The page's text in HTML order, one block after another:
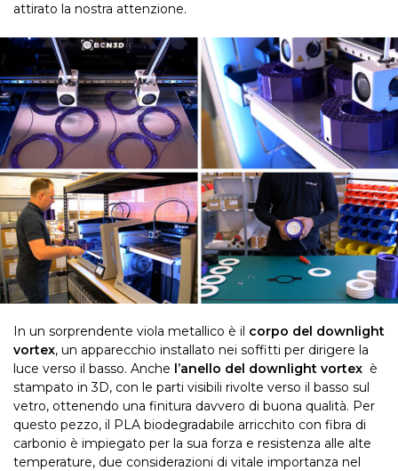
attirato la nostra attenzione.
In un sorprendente viola metallico è il corpo del downlight
vortex, un apparecchio installato nei soffitti per dirigere la
luce verso il basso. Anche l’anello del downlight vortex è
stampato in 3D, con le parti visibili rivolte verso il basso sul
vetro, ottenendo una finitura davvero di buona qualità. Per
questo pezzo, il PLA biodegradabile arricchito con fibra di
carbonio è impiegato per la sua forza e resistenza alle alte
temperature, due considerazioni di vitale importanza nel